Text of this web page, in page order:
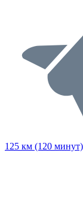
125 км (120 минут)